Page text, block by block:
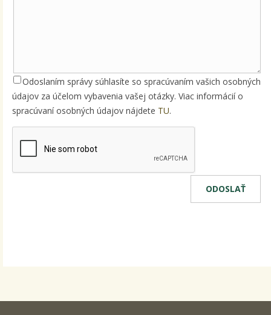
Odoslaním správy súhlasíte so spracúvaním vašich osobných
údajov za účelom vybavenia vašej otázky. Viac informácií o
spracúvaní osobných údajov nájdete TU.